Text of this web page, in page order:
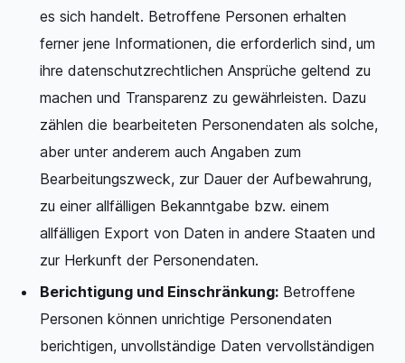
es sich handelt. Betroffene Personen erhalten
ferner jene Informationen, die erforderlich sind, um
ihre datenschutzrechtlichen Ansprüche geltend zu
machen und Transparenz zu gewährleisten. Dazu
zählen die bearbeiteten Personendaten als solche,
aber unter anderem auch Angaben zum
Bearbeitungszweck, zur Dauer der Aufbewahrung,
zu einer allfälligen Bekanntgabe bzw. einem
allfälligen Export von Daten in andere Staaten und
zur Herkunft der Personendaten.
Berichtigung und Einschränkung: Betroffene
Personen können unrichtige Personendaten
berichtigen, unvollständige Daten vervollständigen